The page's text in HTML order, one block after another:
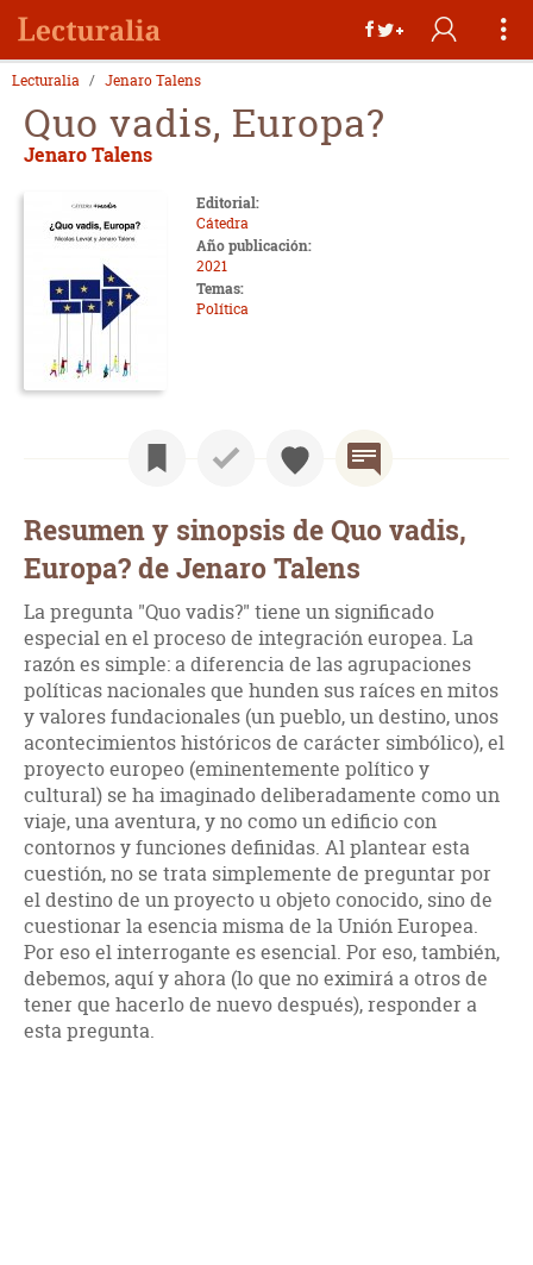
Lecturalia Jenaro Talens
Quo vadis, Europa?
Jenaro Talens
Editorial:
Cátedra
Año publicación:
2021
Temas:
Política
Resumen y sinopsis de Quo vadis,
Europa? de Jenaro Talens
La pregunta "Quo vadis?" tiene un significado
especial en el proceso de integración europea. La
razón es simple: a diferencia de las agrupaciones
políticas nacionales que hunden sus raíces en mitos
y valores fundacionales (un pueblo, un destino, unos
acontecimientos históricos de carácter simbólico), el
proyecto europeo (eminentemente político y
cultural) se ha imaginado deliberadamente como un
viaje, una aventura, y no como un edificio con
contornos y funciones definidas. Al plantear esta
cuestión, no se trata simplemente de preguntar por
el destino de un proyecto u objeto conocido, sino de
cuestionar la esencia misma de la Unión Europea.
Por eso el interrogante es esencial. Por eso, también,
debemos, aquí y ahora (lo que no eximirá a otros de
tener que hacerlo de nuevo después), responder a
esta pregunta.